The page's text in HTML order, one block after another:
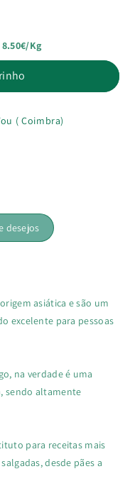
8.50€/kg
( Coimbra)
desejos
asiática e são um
excelente para pessoas
na verdade é uma
sendo altamente
para receitas mais
desde pães a